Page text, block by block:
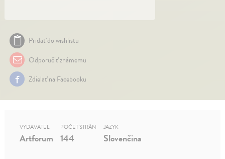
Pridať do wishlistu
Odporučiť známemu
Zdielať na Facebooku
VYDAVATEĽ
Artforum
POČET STRÁN
144
JAZYK
Slovenčina